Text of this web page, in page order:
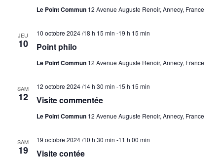
Le Point Commun 12 Avenue Auguste Renoir, Annecy, France
JEU
10 Point philo
10 octobre 2024 /18 h 15 min -19 h 15 min
Le Point Commun 12 Avenue Auguste Renoir, Annecy, France
SAM
12 Visite commentée
12 octobre 2024 /14 h 30 min -15 h 15 min
Le Point Commun 12 Avenue Auguste Renoir, Annecy, France
SAM
19 Visite contée
19 octobre 2024 /10 h 30 min -11 h 00 min